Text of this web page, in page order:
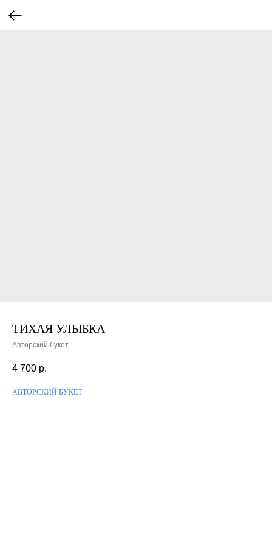
ТИХАЯ УЛЫБКА
Авторский букет
4 700 р.
АВТОРСКИЙ БУКЕТ